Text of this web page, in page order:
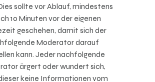
sollte vor Ablauf, mindestens
10 Minuten vor der eigenen
geschehen, damit sich der
Moderator darauf
kann. Jeder nachfolgende
ärgert oder wundert sich,
keine Informationen vom